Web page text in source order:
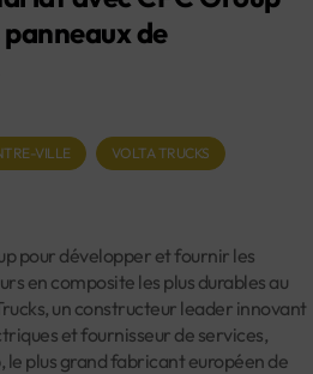
de
VILLE VOLTA TRUCKS
pour développer et fournir les
en composite les plus durables au
un constructeur leader innovant
et fournisseur de services,
plus grand fabricant européen de